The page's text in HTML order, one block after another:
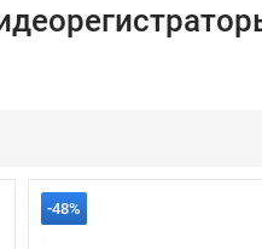
-48%